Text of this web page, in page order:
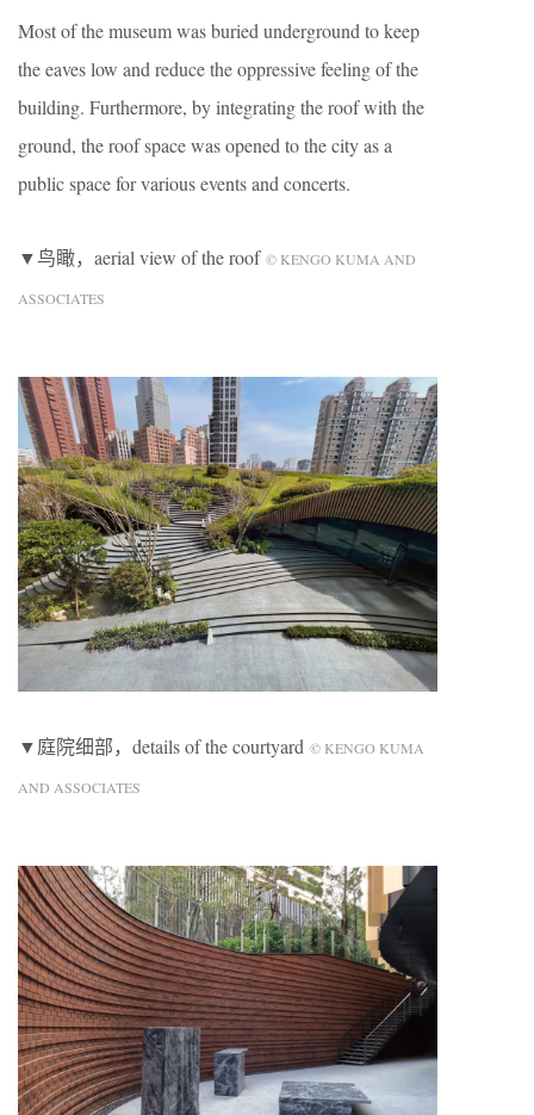
Most of the museum was buried underground to keep
the eaves low and reduce the oppressive feeling of the
building. Furthermore, by integrating the roof with the
ground, the roof space was opened to the city as a
public space for various events and concerts.
▼鸟瞰，aerial view of the roof © KENGO KUMA AND
ASSOCIATES
▼庭院细部，details of the courtyard © KENGO KUMA
AND ASSOCIATES